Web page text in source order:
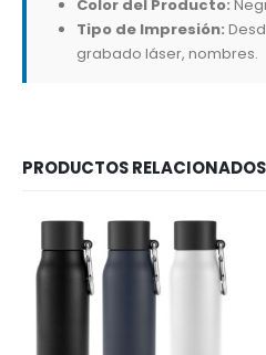
Color del Producto:
Tipo de Impresión:
grabado láser, nombres.
PRODUCTOS RELACIONADOS